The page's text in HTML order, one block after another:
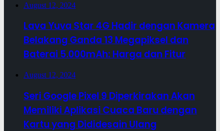
August 12, 2024
Lava Yuva Star 4G Hadir dengan Kamera
Belakang Ganda 13 Megapiksel dan
Baterai 5.000mAh: Harga dan Fitur
August 12, 2024
Seri Google Pixel 9 Diperkirakan Akan
Memiliki Aplikasi Cuaca Baru dengan
Kartu yang Dididesain Ulang